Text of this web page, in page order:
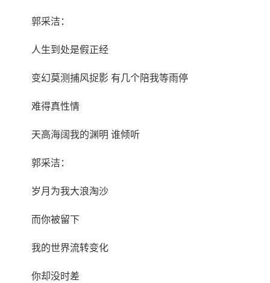
郭采洁：
人生到处是假正经
变幻莫测捕风捉影 有几个陪我等雨停
难得真性情
天高海阔我的渊明 谁倾听
郭采洁：
岁月为我大浪淘沙
而你被留下
我的世界流转变化
你却没时差